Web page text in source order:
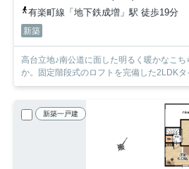
有楽町線「地下鉄成増」駅 徒歩19分
新築
高台立地♪南公道に面した明るく暖かなこち
か。固定階段式のロフトを完備した2LDKタ
新築一戸建